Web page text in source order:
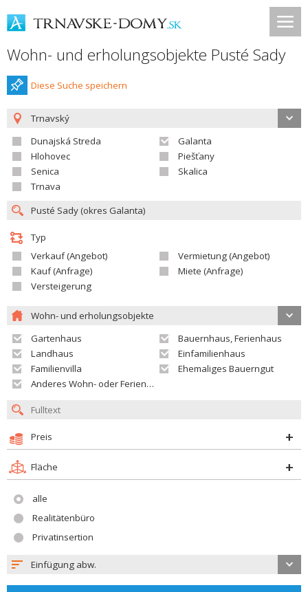
Wohn- und erholungsobjekte Pusté Sady
Diese Suche speichern
Trnavský
Dunajská Streda
Galanta
Hlohovec
Piešťany
Senica
Skalica
Trnava
Typ
Verkauf (Angebot)
Vermietung (Angebot)
Kauf (Anfrage)
Miete (Anfrage)
Versteigerung
Wohn- und erholungsobjekte
Gartenhaus
Bauernhaus, Ferienhaus
Landhaus
Einfamilienhaus
Familienvilla
Ehemaliges Bauerngut
Anderes Wohn- oder Ferienobjekt
Preis
Fläche
alle
Realitätenbüro
Privatinsertion
Einfügung abw.